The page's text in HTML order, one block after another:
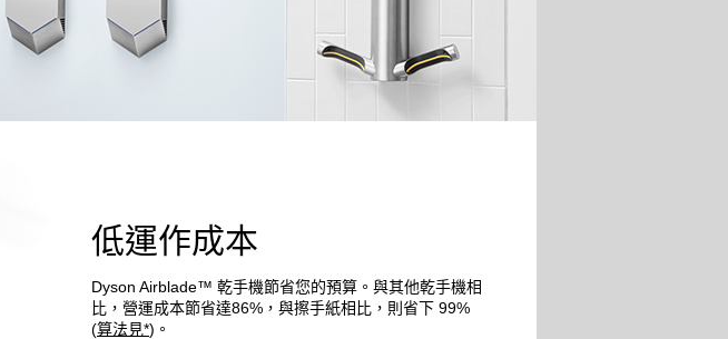
低運作成本
Dyson Airblade™ 乾手機節省您的預算。與其他乾手機相
比，營運成本節省達86%，與擦手紙相比，則省下 99%
(算法見*)。